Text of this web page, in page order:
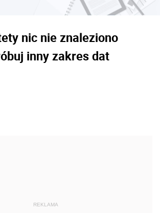
nic nie znaleziono
inny zakres dat
REKLAMA